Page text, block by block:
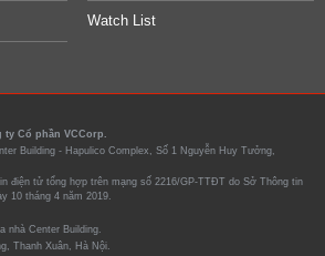
Watch List
ty Cổ phần VCCorp.
Building - Hapulico Complex, Số 1 Nguyễn Huy Tưởng,
điện tử tổng hợp trên mạng số 2216/GP-TTĐT do Sở Thông tin
10 tháng 4 năm 2019.
nhà Center Building.
Thanh Xuân, Hà Nội.